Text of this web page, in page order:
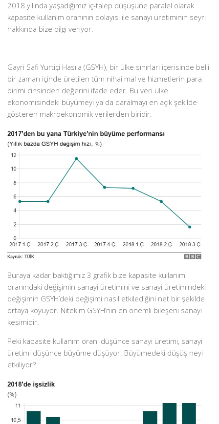
2018 yılında yaşadığımız iç-talep düşüşüne paralel olarak
kapasite kullanım oranının dolayısı ile sanayi üretiminin seyri
hakkında bize bilgi veriyor.
Gayri Safi Yurtiçi Hasıla (GSYH), bir ülke sınırları içerisinde belli
bir zaman içinde üretilen tüm nihai mal ve hizmetlerin para
birimi cinsinden değerini ifade eder. Bu veri ülke
ekonomisindeki büyümeyi ya da daralmayı en açık şekilde
gösteren makroekonomik verilerden biridir.
Buraya kadar baktığımız 3 grafik bize kapasite kullanım
oranındaki değişimin sanayi üretimini ve sanayi üretimindeki
değişimin GSYH’deki değişimi nasıl etkilediğini net bir şekilde
ortaya koyuyor. Nitekim GSYH’nin en önemli bileşeni sanayi
kesimidir.
Peki kapasite kullanım oranı düşünce sanayi üretimi, sanayi
üretimi düşünce büyüme düşüyor. Büyümedeki düşüş neyi
etkiliyor?